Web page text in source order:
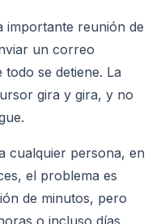
importante reunión de
un correo
se detiene. La
gira y gira, y no
cualquier persona, en
el problema es
de minutos, pero
o incluso días.